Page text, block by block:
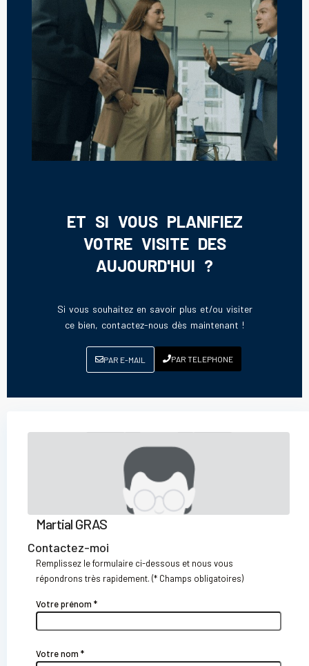
ET SI VOUS PLANIFIEZ
VOTRE VISITE DES
AUJOURD'HUI ?
Si vous souhaitez en savoir plus et/ou visiter
ce bien, contactez-nous dès maintenant !
PAR E-MAIL PAR TELEPHONE
Martial GRAS
Contactez-moi
Remplissez le formulaire ci-dessous et nous vous
répondrons très rapidement. (* Champs obligatoires)
Votre prénom *
Votre nom *